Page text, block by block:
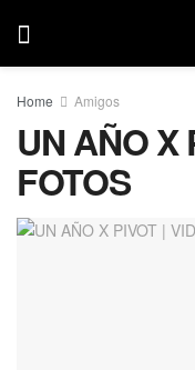
Home Amigos
UN AÑO X
FOTOS